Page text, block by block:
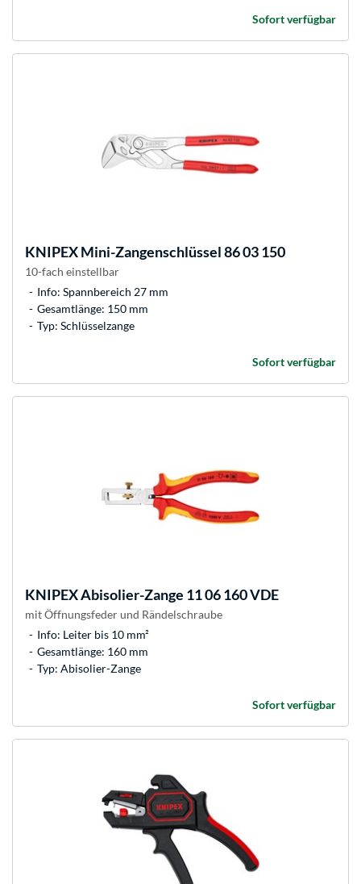
Sofort verfügbar
KNIPEXMini-Zangenschlüssel 86 03 150
10-fach einstellbar
Info: Spannbereich 27 mm
Gesamtlänge: 150 mm
Typ: Schlüsselzange
Sofort verfügbar
KNIPEXAbisolier-Zange 11 06 160 VDE
mit Öffnungsfeder und Rändelschraube
Info: Leiter bis 10 mm²
Gesamtlänge: 160 mm
Typ: Abisolier-Zange
Sofort verfügbar